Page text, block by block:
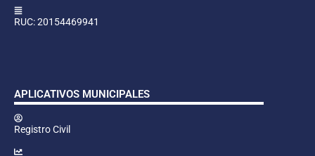
RUC: 20154469941
APLICATIVOS MUNICIPALES
Registro Civil